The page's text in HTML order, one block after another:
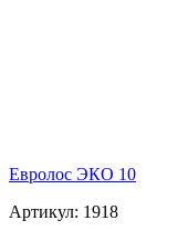
Евролос ЭКО 10
Артикул: 1918